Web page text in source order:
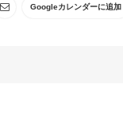
Googleカレンダーに追加